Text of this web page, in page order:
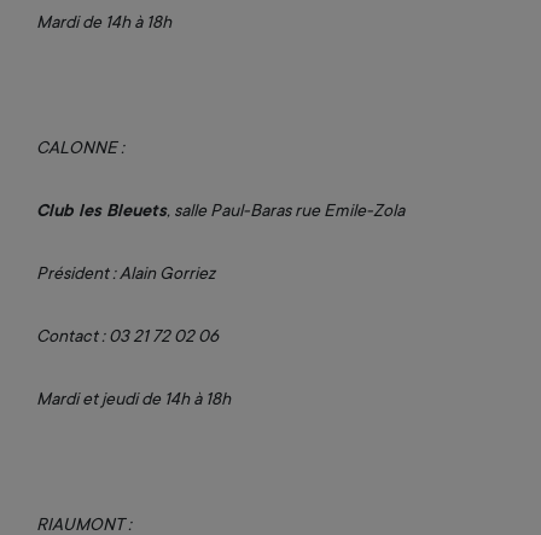
Mardi de 14h à 18h
CALONNE :
Club les Bleuets, salle Paul-Baras rue Emile-Zola
Président : Alain Gorriez
Contact : 03 21 72 02 06
Mardi et jeudi de 14h à 18h
RIAUMONT :